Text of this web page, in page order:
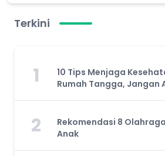
Terkini
1
10 Tips Menjaga
Rumah Tangga, Jangan
2
Rekomendasi 8
Anak